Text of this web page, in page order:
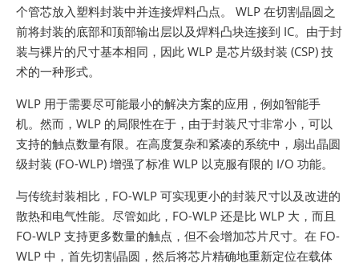
个管芯放入塑料封装中并连接焊料凸点。 WLP 在切割晶圆之
前将封装的底部和顶部输出层以及焊料凸块连接到 IC。由于封
装与裸片的尺寸基本相同，因此 WLP 是芯片级封装 (CSP) 技
术的一种形式。
WLP 用于需要尽可能最小的解决方案的应用，例如智能手
机。然而，WLP 的局限性在于，由于封装尺寸非常小，可以
支持的触点数量有限。在高度复杂和紧凑的系统中，扇出晶圆
级封装 (FO-WLP) 增强了标准 WLP 以克服有限的 I/O 功能。
与传统封装相比，FO-WLP 可实现更小的封装尺寸以及改进的
散热和电气性能。尽管如此，FO-WLP 还是比 WLP 大，而且
FO-WLP 支持更多数量的触点，但不会增加芯片尺寸。在 FO-
WLP 中，首先切割晶圆，然后将芯片精确地重新定位在载体